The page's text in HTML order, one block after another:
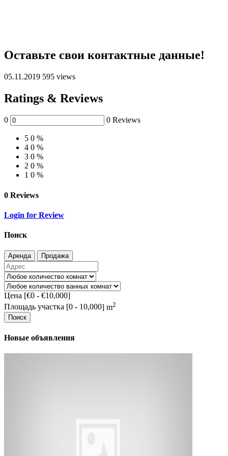
Оставьте свои контактные данные!
05.11.2019 595 views
Ratings & Reviews
0 0 Reviews
5 0 %
4 0 %
3 0 %
2 0 %
1 0 %
0 Reviews
Login for Review
Поиск
Аренда Продажа
Цена [€0 - €10,000]
Площадь участка [0 - 10,000] m2
Поиск
Новые объявления